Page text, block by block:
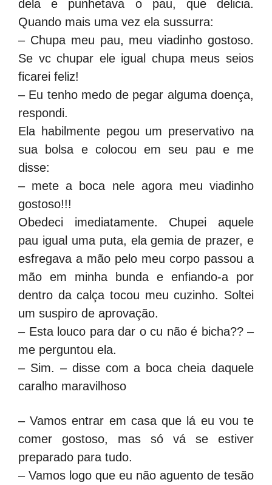
dela e punhetava o pau, que delicia.
Quando mais uma vez ela sussurra:
– Chupa meu pau, meu viadinho gostoso.
Se vc chupar ele igual chupa meus seios
ficarei feliz!
– Eu tenho medo de pegar alguma doença,
respondi.
Ela habilmente pegou um preservativo na
sua bolsa e colocou em seu pau e me
disse:
– mete a boca nele agora meu viadinho
gostoso!!!
Obedeci imediatamente. Chupei aquele
pau igual uma puta, ela gemia de prazer, e
esfregava a mão pelo meu corpo passou a
mão em minha bunda e enfiando-a por
dentro da calça tocou meu cuzinho. Soltei
um suspiro de aprovação.
– Esta louco para dar o cu não é bicha?? –
me perguntou ela.
– Sim. – disse com a boca cheia daquele
caralho maravilhoso
– Vamos entrar em casa que lá eu vou te
comer gostoso, mas só vá se estiver
preparado para tudo.
– Vamos logo que eu não aguento de tesão